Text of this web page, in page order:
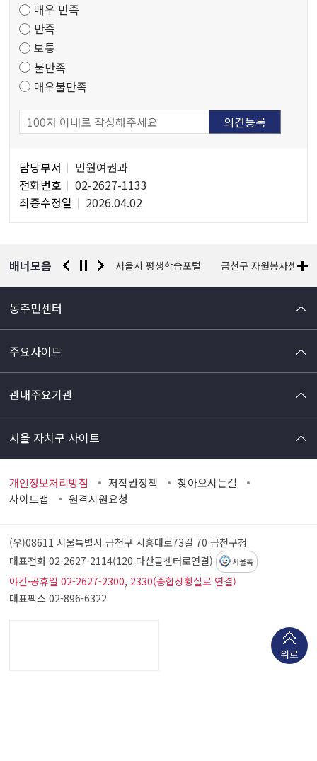
도
조
사
매우 만족
만족
보통
불만족
매우불만족
당
자
정
담당부서
민원여권과
전화번호
02-2627-1133
최종수정일
2026.04.02
배너모음
찰청 유실물 통합포털 서울시 평생학습포털 금천구 자원봉사센터
동주민센터
주요사이트
관내주요기관
서울 자치구 사이트
개인정보처리방침 저작권정책
찾아오시는길
사이트맵
원격지원요청
위로
(우)08611 서울특별시 금천구 시흥대로73길 70금천구청
대표전화 02-2627-2114(120 다산콜센터로연결)
서울톡
야간·공휴일 02-2627-2300, 2330(종합상황실로 연결)
대표팩스 02-896-6322